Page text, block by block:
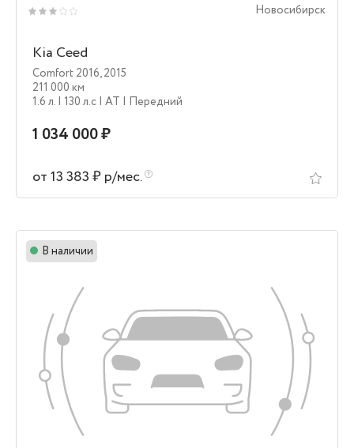
Новосибирск
Kia Ceed
Comfort 2016,2015
211 000 км
1.6 л. | 130 л.c | AT | Передний
1 034 000 ₽
от 13 383 ₽ р/мес.
В наличии